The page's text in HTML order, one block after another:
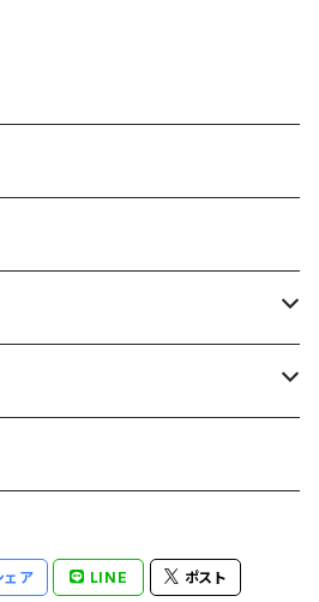
ェア LINE ポスト